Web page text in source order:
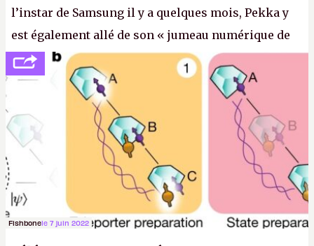
l’instar de Samsung il y a quelques mois, Pekka y
est également allé de son « jumeau numérique de
tout » et de l’importance des metasangsues, qu’il
considère comme «
la prochaine grande plateforme
informatique après le World Wide Web et le mobile
(Crédit photo : Pexels / Pixabay)
Fishbonele 7 juin 2022